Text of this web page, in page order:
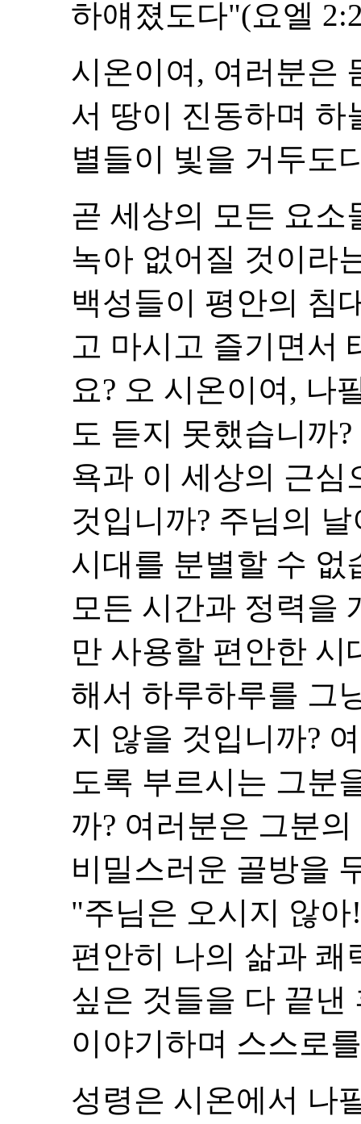
하얘졌도다"(요엘
시온이여, 여러분은
서 땅이 진동하며 하
별들이 빛을 거두도
곧 세상의 모든 요소
녹아 없어질 것이라
백성들이 평안의 침
고 마시고 즐기면서
요? 오 시온이여, 나
도 듣지 못했습니까
욕과 이 세상의 근심
것입니까? 주님의
시대를 분별할 수 없
모든 시간과 정력을
만 사용할 편안한 시
해서 하루하루를 그
지 않을 것입니까?
도록 부르시는 그분
까? 여러분은 그분
비밀스러운 골방을
"주님은 오시지 않
편안히 나의 삶과 쾌
싶은 것들을 다 끝
이야기하며 스스로
성령은 시온에서 나